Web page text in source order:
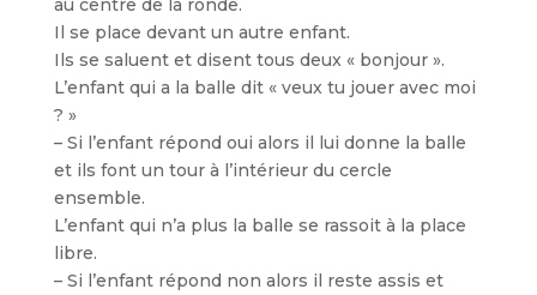
au centre de la ronde.
Il se place devant un autre enfant.
Ils se saluent et disent tous deux « bonjour ».
L’enfant qui a la balle dit « veux tu jouer avec moi
? »
– Si l’enfant répond oui alors il lui donne la balle
et ils font un tour à l’intérieur du cercle
ensemble.
L’enfant qui n’a plus la balle se rassoit à la place
libre.
– Si l’enfant répond non alors il reste assis et